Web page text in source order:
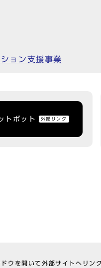
ョン支援事業
トボット 外部リンク
ウを開いて外部サイトへリン